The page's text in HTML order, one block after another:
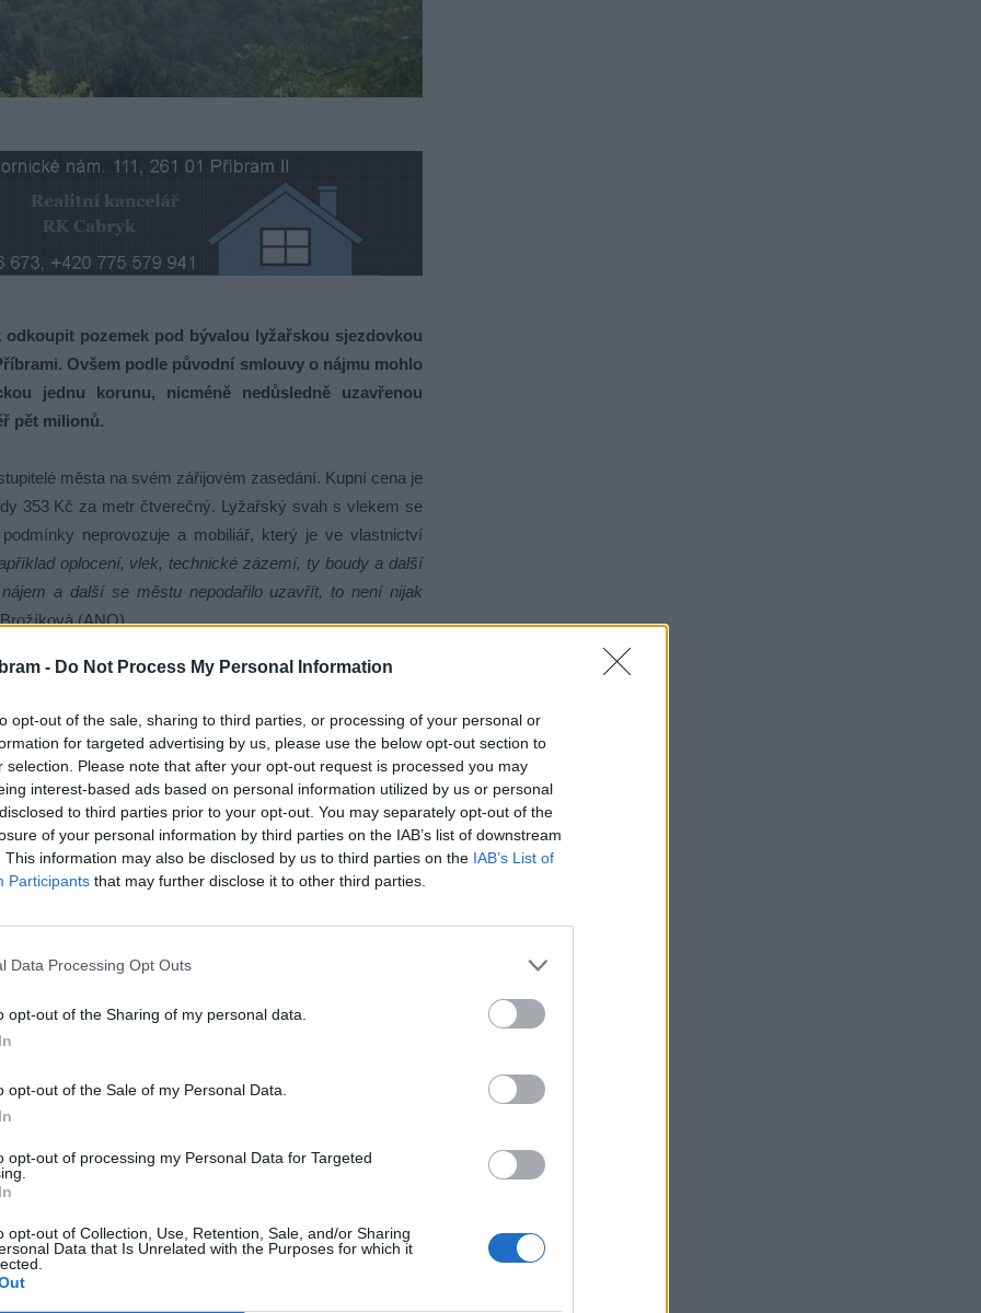
- Do Not Process My Personal Information
opt-out of the sale, sharing to third parties, or processing of your personal or
for targeted advertising by us, please use the below opt-out section to
selection. Please note that after your opt-out request is processed you may
interest-based ads based on personal information utilized by us or personal
to third parties prior to your opt-out. You may separately opt-out of the
of your personal information by third parties on the IAB’s list of downstream
This information may also be disclosed by us to third parties on the IAB’s List of
Participants that may further disclose it to other third parties.
Data Processing Opt Outs
opt-out of the Sharing of my personal data.
opt-out of the Sale of my Personal Data.
opt-out of processing my Personal Data for Targeted
opt-out of Collection, Use, Retention, Sale, and/or Sharing
Data that Is Unrelated with the Purposes for which it
pozemek pod bývalou lyžařskou sjezdovkou
Ovšem podle původní smlouvy o nájmu mohlo
jednu korunu, nicméně nedůsledně uzavřenou
pět milionů.
města na svém zářijovém zasedání. Kupní cena je
353 Kč za metr čtverečný. Lyžařský svah s vlekem se
neprovozuje a mobiliář, který je ve vlastnictví
oplocení, vlek, technické zázemí, ty boudy a další
a další se městu nepodařilo uzavřít, to není nijak
(ANO).
protože jediný, který je nyní nepatří je právě ten pod
města Renáta Vesecká (Příbramáci pro Příbram).
symbolickou korunu, kterou město s TJ Baník uzavřelo
platila do 31. 12. 2013, neobsahuje termín, do kdy se tak
nevynutilelná a tudíž pokud má Příbram o pozemek
zastupitelka Dagmar Říhová (Šance pro Příbram).
Nevím, jestli toto je zrovna to, co naše město
ale není v současné době v dobrém stavu. Kolik
zeptala se v diskuzi s tím, proč si zmíné sportovní oddíly
sportovní kluby, kterým by město svah pak pronajalo
které budou žádat a je tam také spoluúčast města, ale
a energie. Její slova pak všem přítomným ještě
slovy, nelze nyní určit, jak velká částka by to měla být, ale
svah pronájmu by do něj investovaly jak své prostředky
nutnost odkupu.“
5 a zdrželo se 6 návrh koupě pozemku pod bývalou